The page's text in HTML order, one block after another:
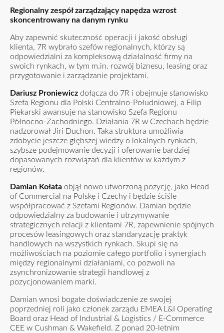
Regionalny zespół zarządzający napędza wzrost
skoncentrowany na danym rynku
Aby zapewnić skuteczność operacji i jakość obsługi
klienta, 7R wybrało szefów regionalnych, którzy są
odpowiedzialni za kompleksową działalność firmy na
swoich rynkach, w tym m.in. rozwój biznesu, leasing oraz
przygotowanie i zarządzanie projektami.
Dariusz Proniewicz dołącza do 7R i obejmuje stanowisko
Szefa Regionu dla Polski Centralno-Południowej, a Filip
Piekarski awansuje na stanowisko Szefa Regionu
Północno-Zachodniego. Działania 7R w Czechach będzie
nadzorował Jiri Duchon. Taka struktura umożliwia
zdobycie jeszcze głębszej wiedzy o lokalnych rynkach,
szybsze podejmowanie decyzji i oferowanie bardziej
dopasowanych rozwiązań dla klientów w każdym z
regionów.
Damian Kołata objął nowo utworzoną pozycję, jako Head
of Commercial na Polskę i Czechy i będzie ściśle
współpracować z Szefami Regionów. Damian będzie
odpowiedzialny za budowanie i utrzymywanie
strategicznych relacji z klientami 7R, zapewnienie spójnych
procesów leasingowych oraz standaryzację praktyk
handlowych na wszystkich rynkach. Skupi się na
możliwościach na poziomie całego portfolio i synergiach
między regionalnymi działaniami, co pozwoli na
zsynchronizowanie strategii handlowej z
pozycjonowaniem marki.
Damian wnosi bogate doświadczenie ze swojej
poprzedniej roli jako członek zarządu EMEA L&I Operating
Board oraz Head of Industrial & Logistics / E-Commerce
CEE w Cushman & Wakefield. Z ponad 20-letnim